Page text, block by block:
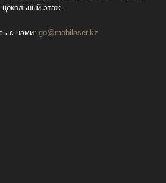
цокольный этаж.
с нами: go@mobilaser.kz